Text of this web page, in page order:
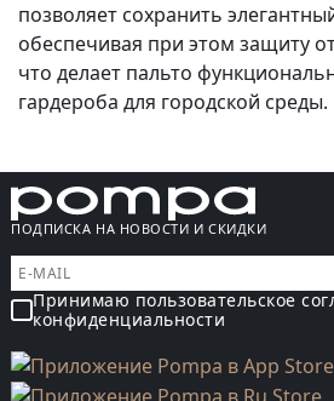
позволяет сохранить
обеспечивая при этом защиту
что делает пальто
гардероба для городской среды.
ПОДПИСКА НА НОВОСТИ И СКИДКИ
Принимаю пользовательское
конфиденциальности